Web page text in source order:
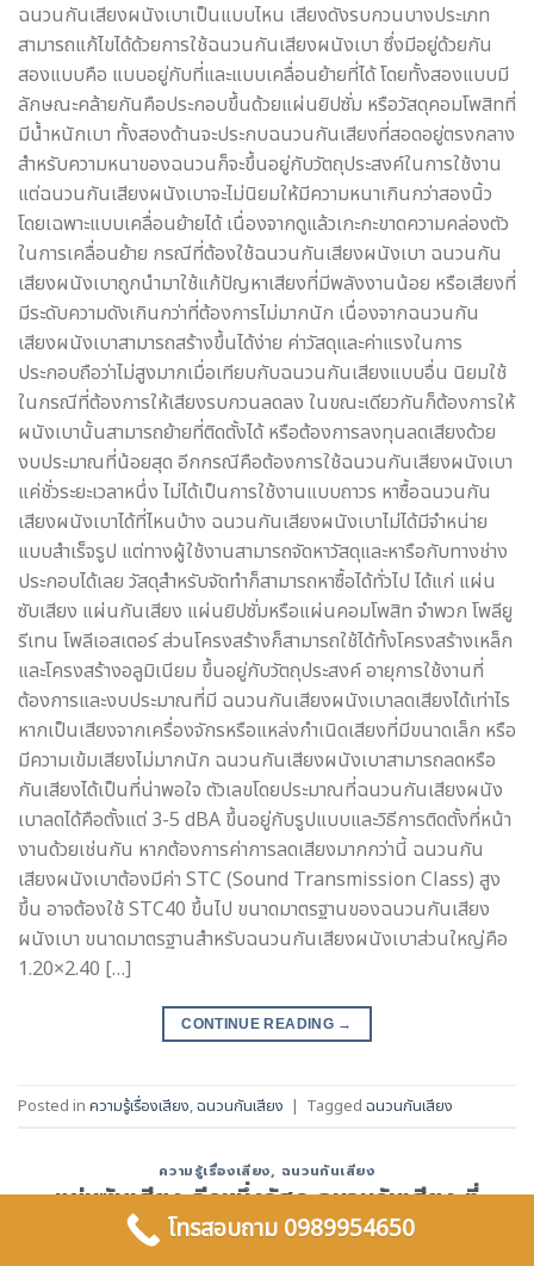
ฉนวนกันเสียงผนังเบาเป็นแบบไหน เสียงดังรบกวนบางประเภท
สามารถแก้ไขได้ด้วยการใช้ฉนวนกันเสียงผนังเบา ซึ่งมีอยู่ด้วยกัน
สองแบบคือ แบบอยู่กับที่และแบบเคลื่อนย้ายที่ได้ โดยทั้งสองแบบมี
ลักษณะคล้ายกันคือประกอบขึ้นด้วยแผ่นยิปซั่ม หรือวัสดุคอมโพสิทที่
มีน้ำหนักเบา ทั้งสองด้านจะประกบฉนวนกันเสียงที่สอดอยู่ตรงกลาง
สำหรับความหนาของฉนวนก็จะขึ้นอยู่กับวัตถุประสงค์ในการใช้งาน
แต่ฉนวนกันเสียงผนังเบาจะไม่นิยมให้มีความหนาเกินกว่าสองนิ้ว
โดยเฉพาะแบบเคลื่อนย้ายได้ เนื่องจากดูแล้วเกะกะขาดความคล่องตัว
ในการเคลื่อนย้าย กรณีที่ต้องใช้ฉนวนกันเสียงผนังเบา ฉนวนกัน
เสียงผนังเบาถูกนำมาใช้แก้ปัญหาเสียงที่มีพลังงานน้อย หรือเสียงที่
มีระดับความดังเกินกว่าที่ต้องการไม่มากนัก เนื่องจากฉนวนกัน
เสียงผนังเบาสามารถสร้างขึ้นได้ง่าย ค่าวัสดุและค่าแรงในการ
ประกอบถือว่าไม่สูงมากเมื่อเทียบกับฉนวนกันเสียงแบบอื่น นิยมใช้
ในกรณีที่ต้องการให้เสียงรบกวนลดลง ในขณะเดียวกันก็ต้องการให้
ผนังเบานั้นสามารถย้ายที่ติดตั้งได้ หรือต้องการลงทุนลดเสียงด้วย
งบประมาณที่น้อยสุด อีกกรณีคือต้องการใช้ฉนวนกันเสียงผนังเบา
แค่ชั่วระยะเวลาหนึ่ง ไม่ได้เป็นการใช้งานแบบถาวร หาซื้อฉนวนกัน
เสียงผนังเบาได้ที่ไหนบ้าง ฉนวนกันเสียงผนังเบาไม่ได้มีจำหน่าย
แบบสำเร็จรูป แต่ทางผู้ใช้งานสามารถจัดหาวัสดุและหารือกับทางช่าง
ประกอบได้เลย วัสดุสำหรับจัดทำก็สามารถหาซื้อได้ทั่วไป ได้แก่ แผ่น
ซับเสียง แผ่นกันเสียง แผ่นยิปซั่มหรือแผ่นคอมโพสิท จำพวก โพลียู
รีเทน โพลีเอสเตอร์ ส่วนโครงสร้างก็สามารถใช้ได้ทั้งโครงสร้างเหล็ก
และโครงสร้างอลูมิเนียม ขึ้นอยู่กับวัตถุประสงค์ อายุการใช้งานที่
ต้องการและงบประมาณที่มี ฉนวนกันเสียงผนังเบาลดเสียงได้เท่าไร
หากเป็นเสียงจากเครื่องจักรหรือแหล่งกำเนิดเสียงที่มีขนาดเล็ก หรือ
มีความเข้มเสียงไม่มากนัก ฉนวนกันเสียงผนังเบาสามารถลดหรือ
กันเสียงได้เป็นที่น่าพอใจ ตัวเลขโดยประมาณที่ฉนวนกันเสียงผนัง
เบาลดได้คือตั้งแต่ 3-5 dBA ขึ้นอยู่กับรูปแบบและวิธีการติดตั้งที่หน้า
งานด้วยเช่นกัน หากต้องการค่าการลดเสียงมากกว่านี้ ฉนวนกัน
เสียงผนังเบาต้องมีค่า STC (Sound Transmission Class) สูง
ขึ้น อาจต้องใช้ STC40 ขึ้นไป ขนาดมาตรฐานของฉนวนกันเสียง
ผนังเบา ขนาดมาตรฐานสำหรับฉนวนกันเสียงผนังเบาส่วนใหญ่คือ
1.20×2.40 […]
CONTINUE READING →
Posted in ความรู้เรื่องเสียง,ฉนวนกันเสียง | Tagged ฉนวนกันเสียง
ความรู้เรื่องเสียง, ฉนวนกันเสียง
แผ่นซับเสียง อีกหนึ่งวัสดุ ฉนวนกันเสียง ที่
ช่วยลดเสียงดัง
โทรสอบถาม 0989954650